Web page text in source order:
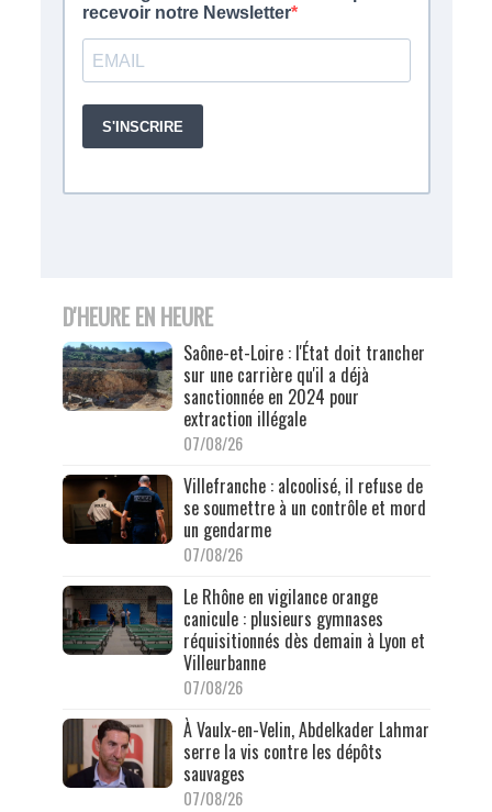
D'HEURE EN HEURE
Saône-et-Loire : l'État doit trancher
sur une carrière qu'il a déjà
sanctionnée en 2024 pour
extraction illégale
07/08/26
Villefranche : alcoolisé, il refuse de
se soumettre à un contrôle et mord
un gendarme
07/08/26
Le Rhône en vigilance orange
canicule : plusieurs gymnases
réquisitionnés dès demain à Lyon et
Villeurbanne
07/08/26
À Vaulx-en-Velin, Abdelkader Lahmar
serre la vis contre les dépôts
sauvages
07/08/26